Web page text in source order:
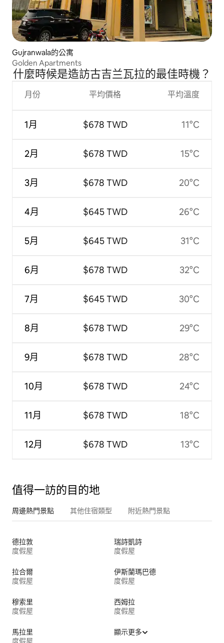
Gujranwala的公寓
Golden Apartments
什麼時候是造訪古吉兰瓦拉的最佳時機？
月份
1月
2月
3月
4月
5月
6月
7月
8月
9月
10月
11月
12月
平均價格
$678 TWD
$678 TWD
$678 TWD
$645 TWD
$645 TWD
$678 TWD
$645 TWD
$678 TWD
$678 TWD
$678 TWD
$678 TWD
$678 TWD
平均溫度
11°C
15°C
20°C
26°C
31°C
32°C
30°C
29°C
28°C
24°C
18°C
13°C
值得一訪的目的地
周邊熱門景點 其他住宿類型 附近熱門景點
德拉敦
度假屋
瑞詩凱詩
度假屋
拉合爾
度假屋
伊斯蘭瑪巴德
度假屋
穆索里
度假屋
西姆拉
度假屋
馬拉里
度假屋
顯示更多